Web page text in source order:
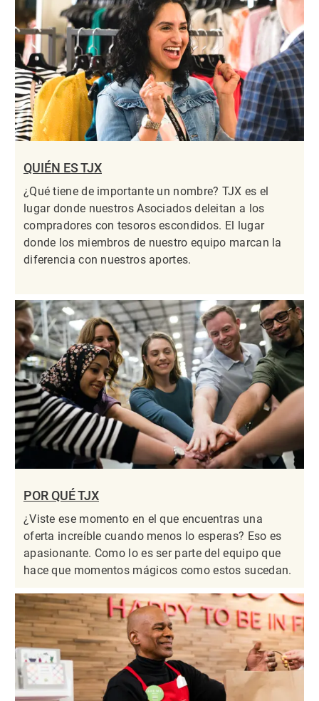
QUIÉN ES TJX
¿Qué tiene de importante un nombre? TJX es el
lugar donde nuestros Asociados deleitan a los
compradores con tesoros escondidos. El lugar
donde los miembros de nuestro equipo marcan la
diferencia con nuestros aportes.
POR QUÉ TJX
¿Viste ese momento en el que encuentras una
oferta increíble cuando menos lo esperas? Eso es
apasionante. Como lo es ser parte del equipo que
hace que momentos mágicos como estos sucedan.